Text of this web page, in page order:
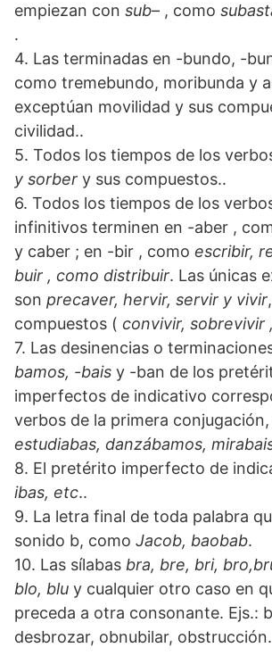
empiezan con sub– , como
.
4. Las terminadas en -bundo, -
como tremebundo, moribunda y
exceptúan movilidad y sus
civilidad..
5. Todos los tiempos de los
y sorber y sus compuestos..
6. Todos los tiempos de los
infinitivos terminen en -aber ,
y caber ; en -bir , como escribir,
buir , como distribuir. Las únicas
son precaver, hervir, servir y vivir
compuestos ( convivir, sobrevivir
7. Las desinencias o
bamos, -bais y -ban de los
imperfectos de indicativo
verbos de la primera
estudiabas, danzábamos,
8. El pretérito imperfecto de
ibas, etc..
9. La letra final de toda palabra
sonido b, como Jacob, baobab.
10. Las sílabas bra, bre, bri,
blo, blu y cualquier otro caso en
preceda a otra consonante. Ejs.:
desbrozar, obnubilar, obstrucción.